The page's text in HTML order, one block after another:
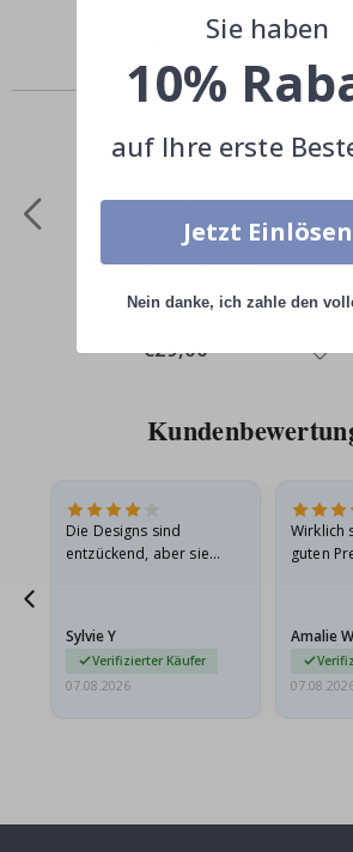
Andere kauften
Price
€29,00
Die Designs sind
entzückend, aber sie
sie…
Sylvie Y
Verifizierter Käufer
07.08.2026
Wirklich
guten
Amalie W
Sie haben
10%
auf Ihre erste
Jetzt Einlösen
Nein danke, ich zahle den